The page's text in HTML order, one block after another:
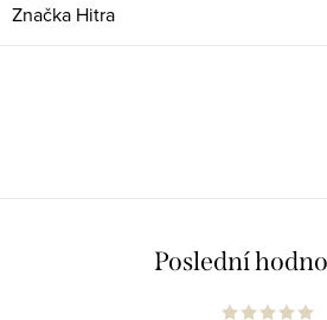
Značka Hitra
Poslední